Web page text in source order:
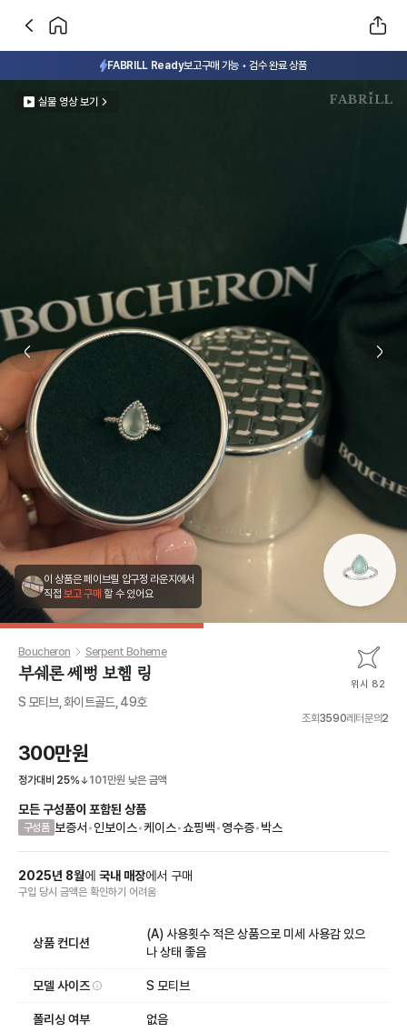
FABRILL Ready보고구매 가능 • 검수 완료 상품
실물 영상 보기
이 상품은 페이브릴 압구정 라운지에서
직접 보고 구매 할 수 있어요
Previous slide
Boucheron Serpent Boheme
부쉐론 쎄뻥 보헴 링 위시 82
S 모티브, 화이트골드, 49호
조회3590레터문의2
300만원
정가대비 25% 101만원 낮은 금액
모든 구성품이 포함된 상품
구성품 보증서 •인보이스•케이스•쇼핑백•영수증•박스
2025년 8월에 국내 매장에서 구매
구입 당시 금액은 확인하기 어려움
상품 컨디션
(A) 사용횟수 적은 상품으로 미세 사용감 있으
나 상태 좋음
모델 사이즈 S 모티브
폴리싱 여부 없음